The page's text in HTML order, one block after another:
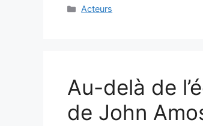
Categories
Acteurs
Au-delà de
de John